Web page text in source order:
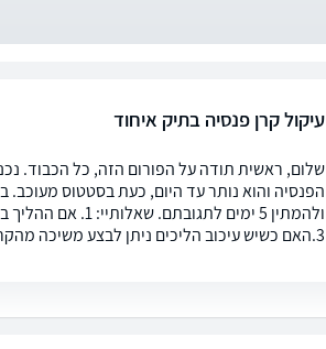
עיקול קרן פנסיה בתיק איחוד
שלום, ראשית תודה על הפורום הזה, כל הכבוד.
הפנסיה והוא נותר עד היום, כעת בסטטוס
3.האם כשיש עיכוב הליכים ניתן לבצע משיכה מהקרן פנסיה? תודה רבה